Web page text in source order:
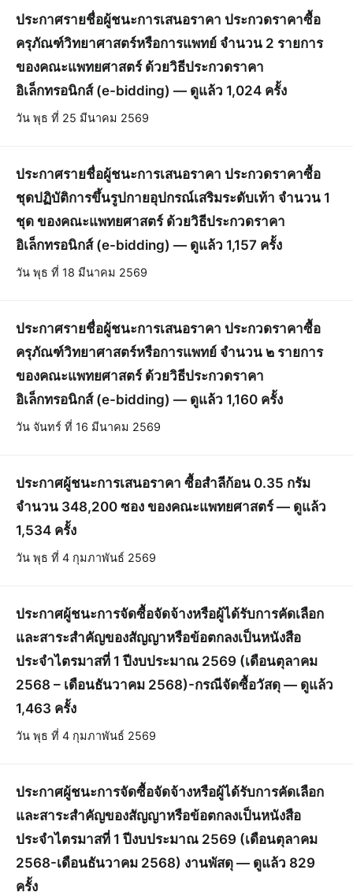
ประกาศรายชื่อผู้ชนะการเสนอราคา ประกวดราคาซื้อ
ครุภัณฑ์วิทยาศาสตร์หรือการแพทย์ จำนวน 2 รายการ
ของคณะแพทยศาสตร์ ด้วยวิธีประกวดราคา
อิเล็กทรอนิกส์ (e-bidding) — ดูแล้ว 1,024 ครั้ง
วัน พุธ ที่ 25 มีนาคม 2569
ประกาศรายชื่อผู้ชนะการเสนอราคา ประกวดราคาซื้อ
ชุดปฏิบัติการขึ้นรูปกายอุปกรณ์เสริมระดับเท้า จำนวน 1
ชุด ของคณะแพทยศาสตร์ ด้วยวิธีประกวดราคา
อิเล็กทรอนิกส์ (e-bidding) — ดูแล้ว 1,157 ครั้ง
วัน พุธ ที่ 18 มีนาคม 2569
ประกาศรายชื่อผู้ชนะการเสนอราคา ประกวดราคาซื้อ
ครุภัณฑ์วิทยาศาสตร์หรือการแพทย์ จำนวน ๒ รายการ
ของคณะแพทยศาสตร์ ด้วยวิธีประกวดราคา
อิเล็กทรอนิกส์ (e-bidding) — ดูแล้ว 1,160 ครั้ง
วัน จันทร์ ที่ 16 มีนาคม 2569
ประกาศผู้ชนะการเสนอราคา ซื้อสำลีก้อน 0.35 กรัม
จำนวน 348,200 ซอง ของคณะแพทยศาสตร์ — ดูแล้ว
1,534 ครั้ง
วัน พุธ ที่ 4 กุมภาพันธ์ 2569
ประกาศผู้ชนะการจัดซื้อจัดจ้างหรือผู้ได้รับการคัดเลือก
และสาระสำคัญของสัญญาหรือข้อตกลงเป็นหนังสือ
ประจำไตรมาสที่ 1 ปีงบประมาณ 2569 (เดือนตุลาคม
2568 – เดือนธันวาคม 2568)-กรณีจัดซื้อวัสดุ — ดูแล้ว
1,463 ครั้ง
วัน พุธ ที่ 4 กุมภาพันธ์ 2569
ประกาศผู้ชนะการจัดซื้อจัดจ้างหรือผู้ได้รับการคัดเลือก
และสาระสำคัญของสัญญาหรือข้อตกลงเป็นหนังสือ
ประจำไตรมาสที่ 1 ปีงบประมาณ 2569 (เดือนตุลาคม
2568-เดือนธันวาคม 2568) งานพัสดุ — ดูแล้ว 829
ครั้ง